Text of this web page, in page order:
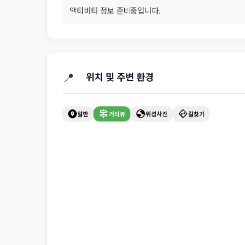
액티비티 정보 준비중입니다.
📍 위치 및 주변 환경
explore_nearby일반 signpost거리뷰 globe위성사진 directions길찾기